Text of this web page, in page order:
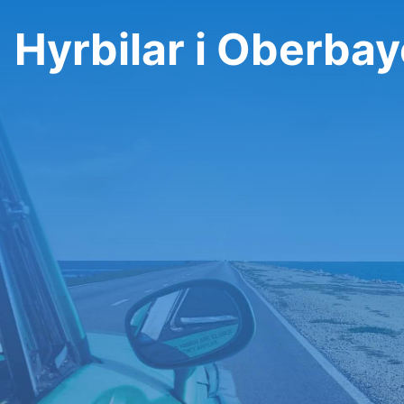
Hyrbilar i